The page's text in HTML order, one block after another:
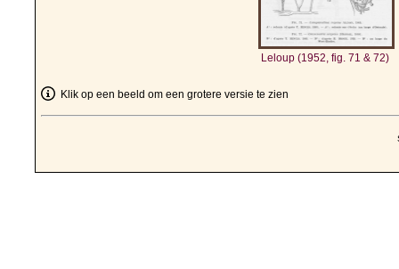
Leloup (1952, fig. 71 & 72)
Klik op een beeld om een grotere versie te zien